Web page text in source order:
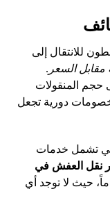
للانتقال إلى
السعر .
حجم المنقولات
خصومات دورية تجعل
تشمل خدمات
نقل العفش في
حيث لا توجد أي